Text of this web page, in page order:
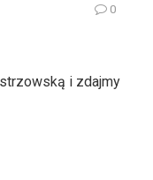
0
i zdajmy